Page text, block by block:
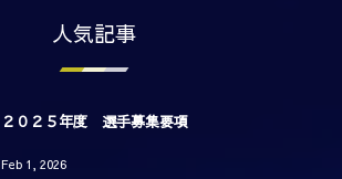
人気記事
２０２５年度 選手募集要項
Feb 1, 2026